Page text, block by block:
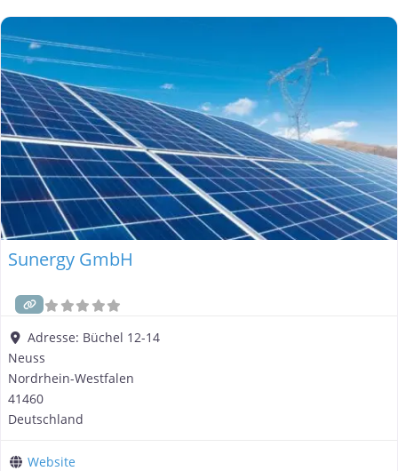
wie erleben Sie die Zusammenarbeit mit
Sunergy GmbH
Adresse: Büchel 12-14
Neuss
Nordrhein-Westfalen
41460
Deutschland
Website